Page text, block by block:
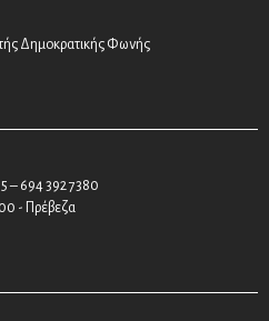
Δημοκρατικής Φωνής
– 694 392 7380
- Πρέβεζα